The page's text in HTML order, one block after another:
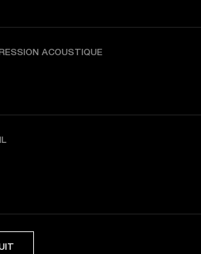
ACOUSTIQUE